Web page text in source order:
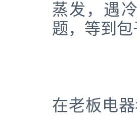
蒸发，遇
题，等到
在老板电